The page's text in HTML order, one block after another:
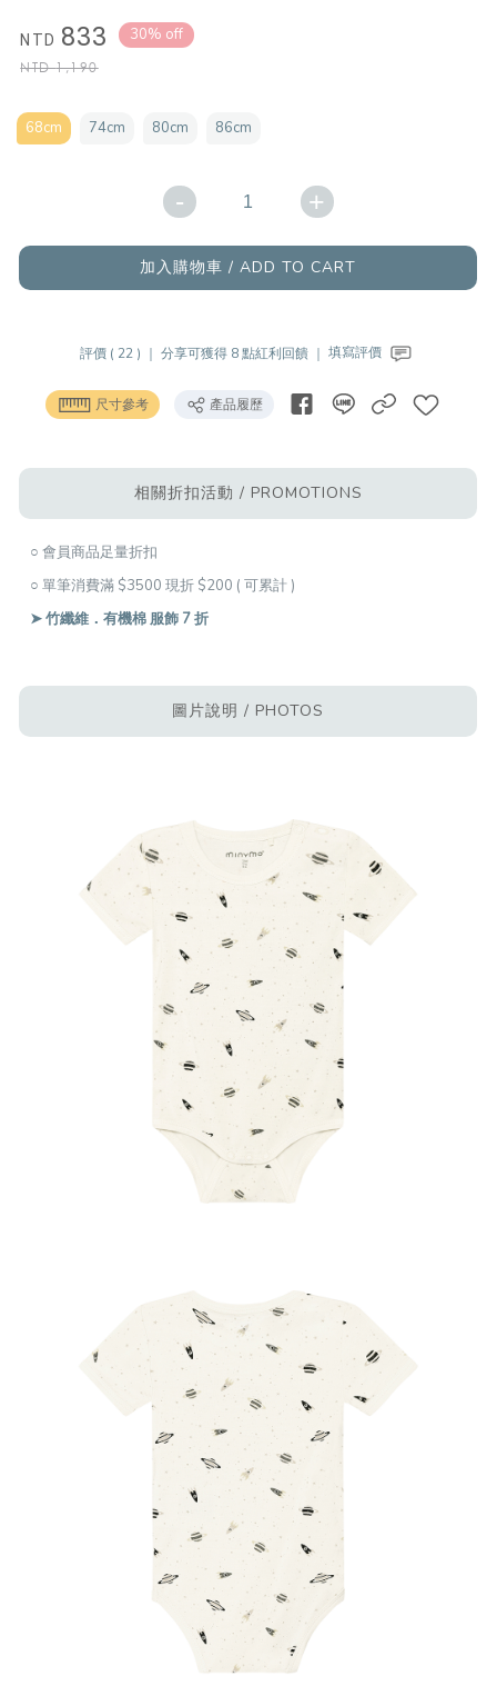
NTD 833
NTD1,190
30% off
68cm 74cm 80cm 86cm
- +
加入購物車 / ADD TO CART
評價 ( 22 ) ｜分享可獲得 8 點紅利回饋 ｜填寫評價
尺寸參考 產品履歷
相關折扣活動 / PROMOTIONS
○ 會員商品足量折扣
○ 單筆消費滿 $3500 現折 $200 ( 可累計 )
➤ 竹纖維．有機棉 服飾 7 折
圖片說明 / PHOTOS